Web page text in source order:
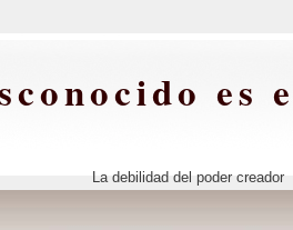
es
La debilidad del poder creador